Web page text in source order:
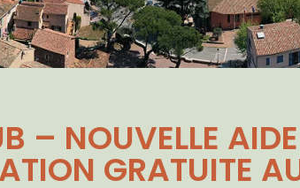
– NOUVELLE
GRATUITE